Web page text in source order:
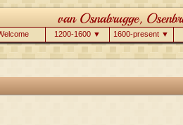
1200-1600 ▼ 1600-present ▼